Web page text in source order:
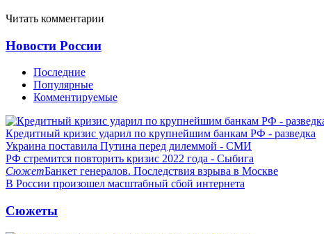
Читать комментарии
Новости России
Последние
Популярные
Комментируемые
Кредитный кризис ударил по крупнейшим банкам РФ - разведка
Украина поставила Путина перед дилеммой - СМИ
РФ стремится повторить кризис 2022 года - Сыбига
СюжетБанкет генералов. Последствия взрыва в Москве
В России произошел масштабный сбой интернета
Сюжеты